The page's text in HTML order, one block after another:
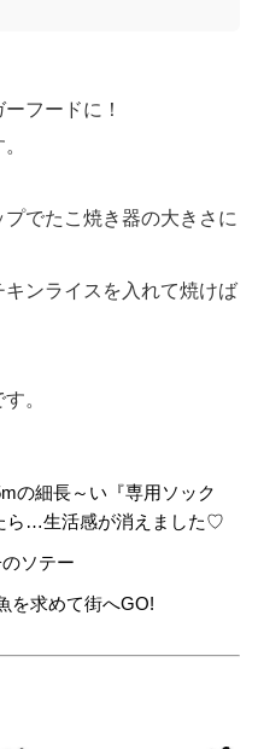
フードに！
でたこ焼き器の大きさに
ンライスを入れて焼けば
。
の細長～い『専用ソック
ら…生活感が消えました♡
ソテー
を求めて街へGO!